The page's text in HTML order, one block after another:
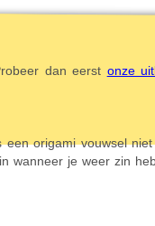
dan eerst onze
origami vouwsel
wanneer je weer zin